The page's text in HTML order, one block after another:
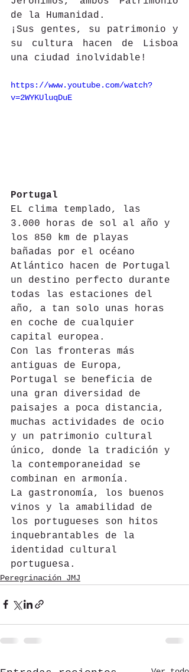
de la Humanidad.
¡Sus gentes, su patrimonio y
su cultura hacen de Lisboa
una ciudad inolvidable!
https://www.youtube.com/watch?
v=2WYKUluqDuE
Portugal
EL clima templado, las
3.000 horas de sol al año y
los 850 km de playas
bañadas por el océano
Atlántico hacen de Portugal
un destino perfecto durante
todas las estaciones del
año, a tan solo unas horas
en coche de cualquier
capital europea.
Con las fronteras más
antiguas de Europa,
Portugal se beneficia de
una gran diversidad de
paisajes a poca distancia,
muchas actividades de ocio
y un patrimonio cultural
único, donde la tradición y
la contemporaneidad se
combinan en armonía.
La gastronomía, los buenos
vinos y la amabilidad de
los portugueses son hitos
inquebrantables de la
identidad cultural
portuguesa.
Peregrinación JMJ